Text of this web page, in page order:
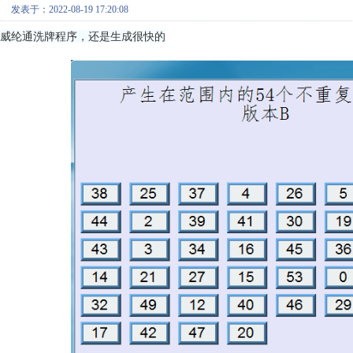
发表于：2022-08-19 17:20:08
威纶通洗牌程序，还是生成很快的